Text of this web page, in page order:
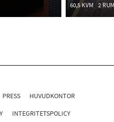
60,5 KVM 2 RUM
PRESS HUVUDKONTOR
INTEGRITETSPOLICY